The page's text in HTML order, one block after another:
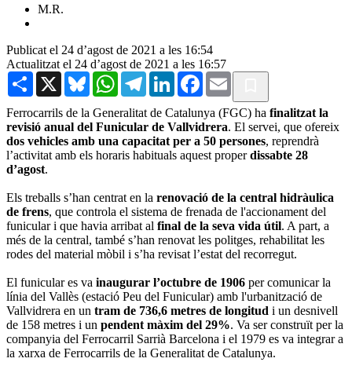
M.R.
Publicat el 24 d’agost de 2021 a les 16:54
Actualitzat el 24 d’agost de 2021 a les 16:57
Share X BlueskyWhatsAppTelegramLinkedInFacebook
Email
Ferrocarrils de la Generalitat de Catalunya (FGC) ha finalitzat la
revisió anual del Funicular de Vallvidrera. El servei, que ofereix
dos vehicles amb una capacitat per a 50 persones, reprendrà
l’activitat amb els horaris habituals aquest properdissabte 28
d’agost.
Els treballs s’han centrat en la renovació de la central hidràulica
de frens, que controla el sistema de frenada de l'accionament del
funicular i que havia arribat al final de la seva vida útil. A part, a
més de la central, també s’han renovat les politges, rehabilitat les
rodes del material mòbil i s’ha revisat l’estat del recorregut.
El funicular es va inaugurar l’octubre de 1906 per comunicar la
línia del Vallès (estació Peu del Funicular) amb l'urbanització de
Vallvidrera en un tram de 736,6 metres de longitud i un desnivell
de 158 metres i un pendent màxim del 29%. Va ser construït per la
companyia del Ferrocarril Sarrià Barcelona i el 1979 es va integrar a
la xarxa de Ferrocarrils de la Generalitat de Catalunya.